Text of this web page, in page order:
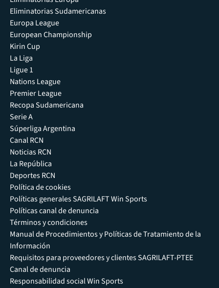
Eliminatorias Sudamericanas
Europa League
European Championship
Kirin Cup
La Liga
Ligue 1
Nations League
Premier League
Recopa Sudamericana
Serie A
Súperliga Argentina
Canal RCN
Noticias RCN
La República
Deportes RCN
Política de cookies
Políticas generales SAGRILAFT Win Sports
Políticas canal de denuncia
Términos y condiciones
Manual de Procedimientos y Políticas de Tratamiento de la
Información
Requisitos para proveedores y clientes SAGRILAFT-PTEE
Canal de denuncia
Responsabilidad social Win Sports